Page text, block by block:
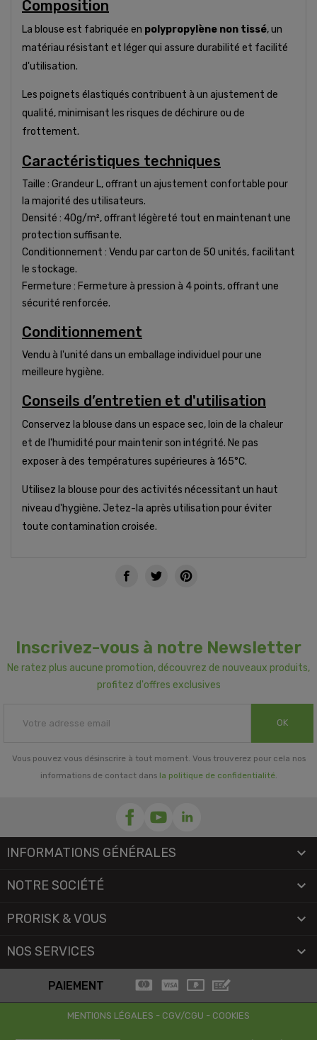
Composition
La blouse est fabriquée en polypropylène non tissé, un
matériau résistant et léger qui assure durabilité et facilité
d'utilisation.
Les poignets élastiqués contribuent à un ajustement de
qualité, minimisant les risques de déchirure ou de
frottement.
Caractéristiques techniques
Taille : Grandeur L, offrant un ajustement confortable pour
la majorité des utilisateurs.
Densité : 40g/m², offrant légèreté tout en maintenant une
protection suffisante.
Conditionnement : Vendu par carton de 50 unités, facilitant
le stockage.
Fermeture : Fermeture à pression à 4 points, offrant une
sécurité renforcée.
Conditionnement
Vendu à l'unité dans un emballage individuel pour une
meilleure hygiène.
Conseils d’entretien et d'utilisation
Conservez la blouse dans un espace sec, loin de la chaleur
et de l'humidité pour maintenir son intégrité. Ne pas
exposer à des températures supérieures à 165°C.
Utilisez la blouse pour des activités nécessitant un haut
niveau d'hygiène. Jetez-la après utilisation pour éviter
toute contamination croisée.
Inscrivez-vous à notre Newsletter
Ne ratez plus aucune promotion, découvrez de nouveaux produits,
profitez d'offres exclusives
OK
Vous pouvez vous désinscrire à tout moment. Vous trouverez pour cela nos
informations de contact dans la politique de confidentialité.
INFORMATIONS GÉNÉRALES 
NOTRE SOCIÉTÉ 
PRORISK & VOUS 
NOS SERVICES 
PAIEMENT
MENTIONS LÉGALES - CGV/CGU - COOKIES